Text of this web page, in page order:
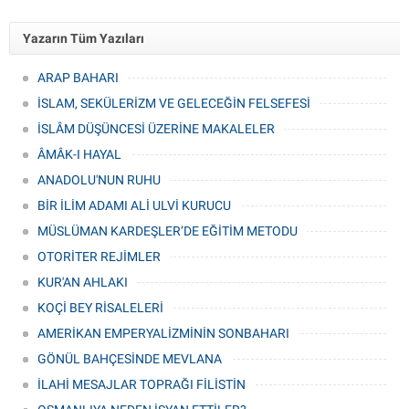
İletişim
Yazarın Tüm Yazıları
ARAP BAHARI
İSLAM, SEKÜLERİZM VE GELECEĞİN FELSEFESİ
İSLÂM DÜŞÜNCESİ ÜZERİNE MAKALELER
ÂMÂK-I HAYAL
ANADOLU'NUN RUHU
BİR İLİM ADAMI ALİ ULVİ KURUCU
MÜSLÜMAN KARDEŞLER’DE EĞİTİM METODU
OTORİTER REJİMLER
KUR'AN AHLAKI
KOÇİ BEY RİSALELERİ
AMERİKAN EMPERYALİZMİNİN SONBAHARI
GÖNÜL BAHÇESİNDE MEVLANA
İLAHİ MESAJLAR TOPRAĞI FİLİSTİN